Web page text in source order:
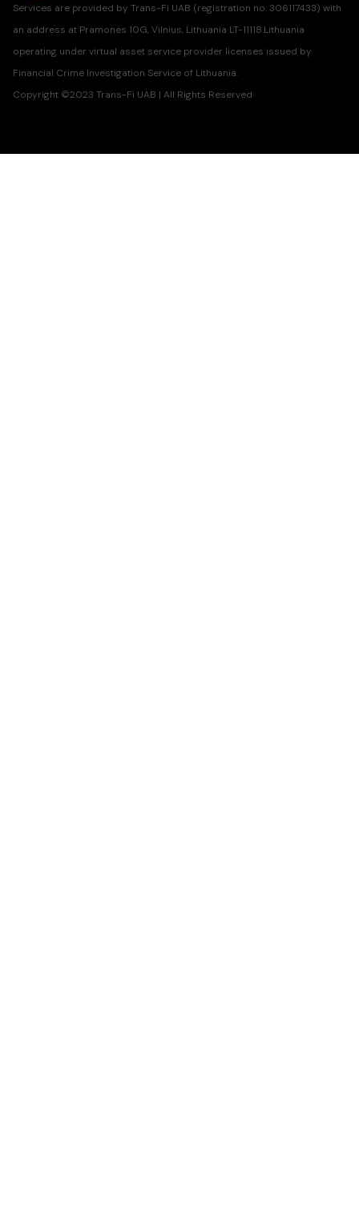
Services are provided by Trans-Fi UAB (registration no. 306117433) with
an address at Pramones 10G, Vilnius, Lithuania LT-11118.Lithuania
operating under virtual asset service provider licenses issued by
Financial Crime Investigation Service of Lithuania.
Copyright ©2023 Trans-Fi UAB | All Rights Reserved